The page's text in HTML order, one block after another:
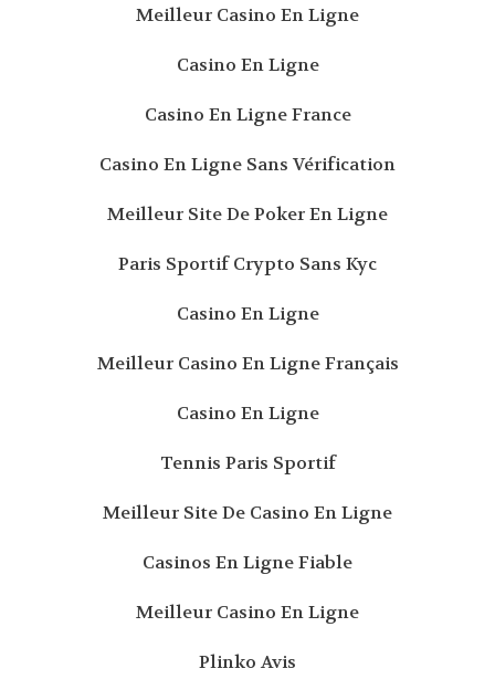
Meilleur Casino En Ligne
Casino En Ligne
Casino En Ligne France
Casino En Ligne Sans Vérification
Meilleur Site De Poker En Ligne
Paris Sportif Crypto Sans Kyc
Casino En Ligne
Meilleur Casino En Ligne Français
Casino En Ligne
Tennis Paris Sportif
Meilleur Site De Casino En Ligne
Casinos En Ligne Fiable
Meilleur Casino En Ligne
Plinko Avis